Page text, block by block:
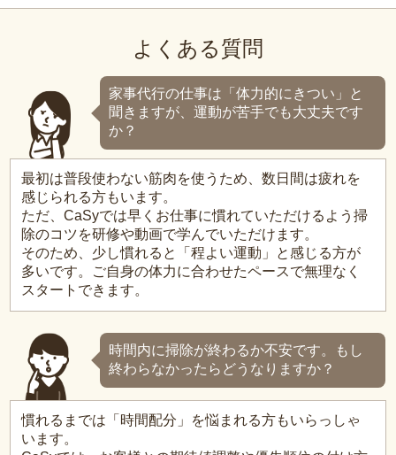
よくある質問
家事代行の仕事は「体力的にきつい」と
聞きますが、運動が苦手でも大丈夫です
か？
最初は普段使わない筋肉を使うため、数日間は疲れを
感じられる方もいます。
ただ、CaSyでは早くお仕事に慣れていただけるよう掃
除のコツを研修や動画で学んでいただけます。
そのため、少し慣れると「程よい運動」と感じる方が
多いです。ご自身の体力に合わせたペースで無理なく
スタートできます。
時間内に掃除が終わるか不安です。もし
終わらなかったらどうなりますか？
慣れるまでは「時間配分」を悩まれる方もいらっしゃ
います。